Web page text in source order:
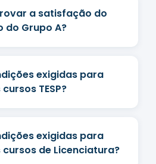
a satisfação do
Grupo A?
exigidas para
TESP?
exigidas para
cursos de Licenciatura?